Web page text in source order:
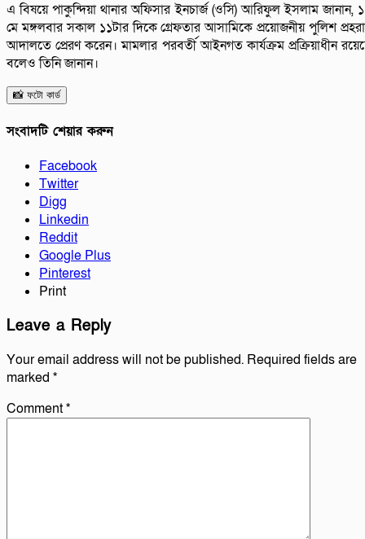
এ বিষয়ে পাকুন্দিয়া থানার অফিসার ইনচার্জ (ওসি) আরিফুল ইসলাম জানান,
মে মঙ্গলবার সকাল ১১টার দিকে গ্রেফতার আসামিকে প্রয়োজনীয় পুলিশ
আদালতে প্রেরণ করেন। মামলার পরবর্তী আইনগত কার্যক্রম প্রক্রিয়াধীন
বলেও তিনি জানান।
📸 ফটো কার্ড
সংবাদটি শেয়ার করুন
Facebook
Twitter
Digg
Linkedin
Reddit
Google Plus
Pinterest
Print
Leave a Reply
Your email address will not be published. Required fields are
marked *
Comment*